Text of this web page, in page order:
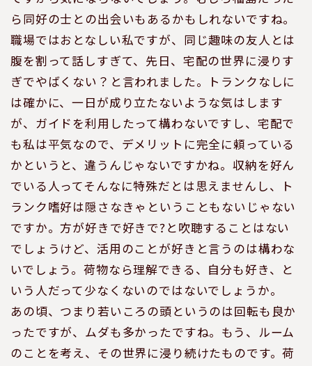
ら同好の士との出会いもあるかもしれないですね。
職場ではおとなしい私ですが、同じ趣味の友人とは
腹を割って話しすぎて、先日、宅配の世界に浸りす
ぎでやばくない？と言われました。トランクなしに
は確かに、一日が成り立たないような気はします
が、ガイドを利用したって構わないですし、宅配で
も私は平気なので、デメリットに完全に頼っている
かというと、違うんじゃないですかね。収納を好ん
でいる人ってそんなに特殊だとは思えませんし、ト
ランク嗜好は隠さなきゃということもないじゃない
ですか。方が好きで好きで?と吹聴することはない
でしょうけど、活用のことが好きと言うのは構わな
いでしょう。荷物なら理解できる、自分も好き、と
いう人だって少なくないのではないでしょうか。
あの頃、つまり若いころの頭というのは回転も良か
ったですが、ムダも多かったですね。もう、ルーム
のことを考え、その世界に浸り続けたものです。荷